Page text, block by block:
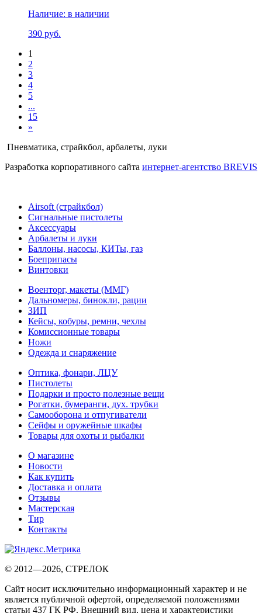
Наличие: в наличии
390 руб.
1
2
3
4
5
...
15
»
Пневматика, страйкбол, арбалеты, луки
Разработка корпоративного сайта интернет-агентство BREVIS
Airsoft (страйкбол)
Cигнальные пистолеты
Аксессуары
Арбалеты и луки
Баллоны, насосы, КИТы, газ
Боеприпасы
Винтовки
Военторг, макеты (ММГ)
Дальномеры, бинокли, рации
ЗИП
Кейсы, кобуры, ремни, чехлы
Комиссионные товары
Ножи
Одежда и снаряжение
Оптика, фонари, ЛЦУ
Пистолеты
Подарки и просто полезные вещи
Рогатки, бумеранги, дух. трубки
Самооборона и отпугиватели
Сейфы и оружейные шкафы
Товары для охоты и рыбалки
О магазине
Новости
Как купить
Доставка и оплата
Отзывы
Мастерская
Тир
Контакты
© 2012—2026, СТРЕЛОК
Сайт носит исключительно информационный характер и не
является публичной офертой, определяемой положениями
статьи 437 ГК РФ. Внешний вид, цена и характеристики